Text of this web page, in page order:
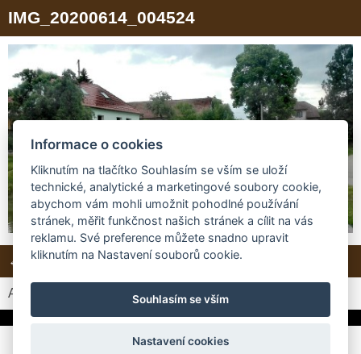
IMG_20200614_004524
← Předchozí Další → Zpět do složky
Automatické procházení:3| 4| 5 | 6|7
Informace o cookies
Kliknutím na tlačítko Souhlasím se vším se uloží
technické, analytické a marketingové soubory cookie,
abychom vám mohli umožnit pohodlné používání
stránek, měřit funkčnost našich stránek a cílit na vás
reklamu. Své preference můžete snadno upravit
kliknutím na Nastavení souborů cookie.
Souhlasím se vším
Nastavení cookies